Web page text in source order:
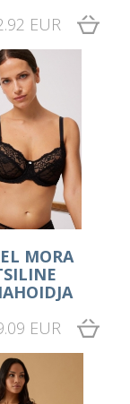
EUR
MORA
EUR